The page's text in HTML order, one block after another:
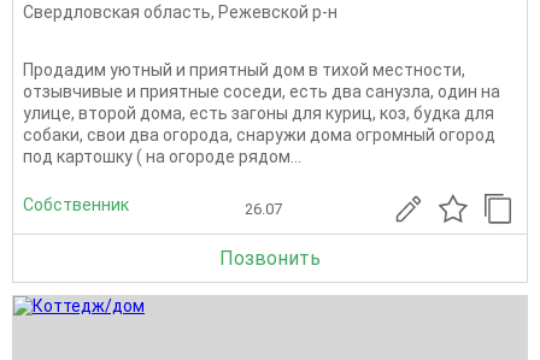
Свердловская область, Режевской р-н
Продадим уютный и приятный дом в тихой местности,
отзывчивые и приятные соседи, есть два санузла, один на
улице, второй дома, есть загоны для куриц, коз, будка для
собаки, свои два огорода, снаружи дома огромный огород
под картошку ( на огороде рядом...
Собственник 26.07
Позвонить